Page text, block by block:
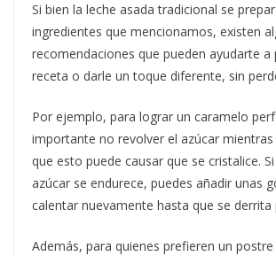
Si bien la leche asada tradicional se
ingredientes que mencionamos, existen
recomendaciones que pueden ayudarte a
receta o darle un toque diferente, sin
Por ejemplo, para lograr un caramelo
importante no revolver el azúcar
que esto puede causar que se cristalice.
azúcar se endurece, puedes añadir unas
calentar nuevamente hasta que se
Además, para quienes prefieren un